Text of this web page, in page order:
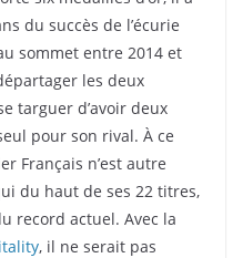
du succès de l’écurie
sommet entre 2014 et
les deux
targuer d’avoir deux
pour son rival. À ce
Français n’est autre
du haut de ses 22 titres,
record actuel. Avec la
, il ne serait pas